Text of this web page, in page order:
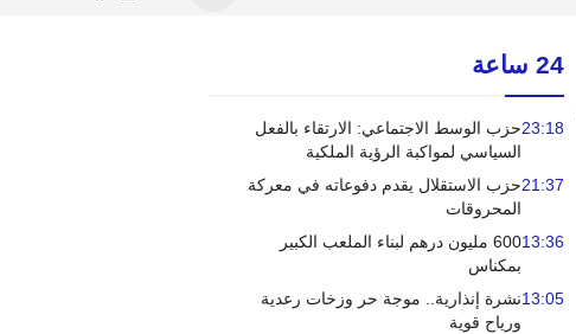
24 ساعة
23:18حزب الوسط الاجتماعي: الارتقاء بالفعل
السياسي لمواكبة الرؤية الملكية
21:37حزب الاستقلال يقدم دفوعاته في معركة
المحروقات
13:36
600 مليون درهم لبناء الملعب الكبير
بمكناس
13:05نشرة إنذارية.. موجة حر وزخات رعدية
ورياح قوية